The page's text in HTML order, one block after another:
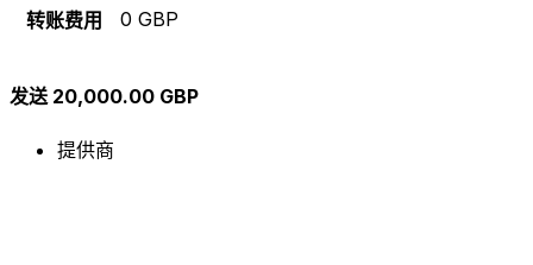
转账费用 0 GBP
发送 20,000.00 GBP
提供商